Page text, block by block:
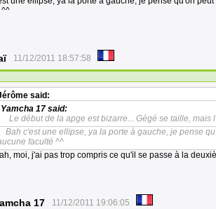
^^
11/12/2011 18:57:58
said:
Yamcha 17 said:
Le début de la apge est bizarre... Gégé se taille,
Bah c'est une ellipse, ya la porte à gauche, je pense
faculté ^^
moi, j'ai pas trop compris ce qu'il se passe à la
17 11/12/2011 19:06:05